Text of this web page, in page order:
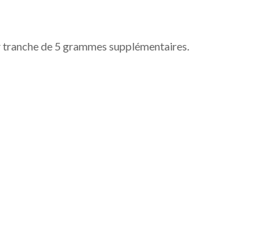
de 5 grammes supplémentaires.